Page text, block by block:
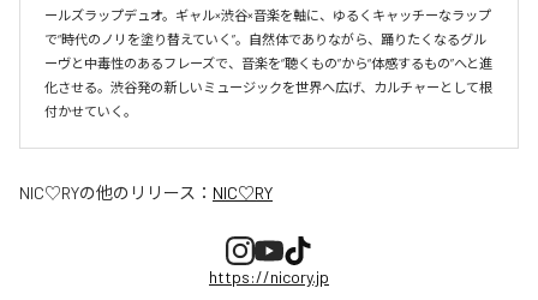
ールズラップデュオ。ギャル×渋谷×音楽を軸に、ゆるくキャッチーなラップ
で“時代のノリを塗り替えていく”。自然体でありながら、踊りたくなるグル
ーヴと中毒性のあるフレーズで、音楽を“聴くもの”から“体感するもの”へと進
化させる。渋谷発の新しいミュージックを世界へ広げ、カルチャーとして根
付かせていく。
NIC♡RYの他のリリース： NIC♡RY
https://nicory.jp